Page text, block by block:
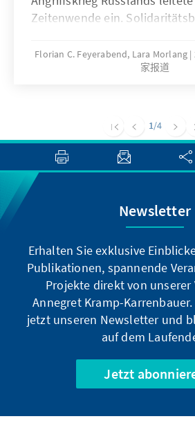
Zeitenwende ein.
für die Ukraine, scharfe
russischen Aggressionen in der
Partner waren die logische
in der Generalversammlung
Nationen galt es für Staaten der
Weltgemeinschaft mehrfach
beziehen. Doch Vietnam hat
bisher weitgehend verzichtet:
Resolution ES-11/1 der UN-
Generalversammlung am 2.
Missbilligung des russischen
die Ukraine und zur Nicht-
eventueller territorialer
der Invasion enthielt sich
von 35 Ländern. Auch bei der
11/4 am 12. Oktober zur
illegalen Referenden und der
völkerrechtswidrigen Annexion
vermied es Vietnam Farbe zu
Florian C. Feyerabend, Lara Morlang
家报道
1/4
Newsletter
Erhalten Sie exklusive
Publikationen, spannende
Projekte direkt von unserer
Annegret Kramp-
jetzt unseren Newsletter und
auf dem
Jetzt